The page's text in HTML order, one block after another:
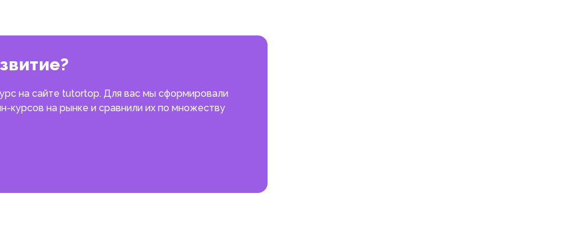
на сайте tutortop. Для вас мы сформировали
курсов на рынке и сравнили их по множеству